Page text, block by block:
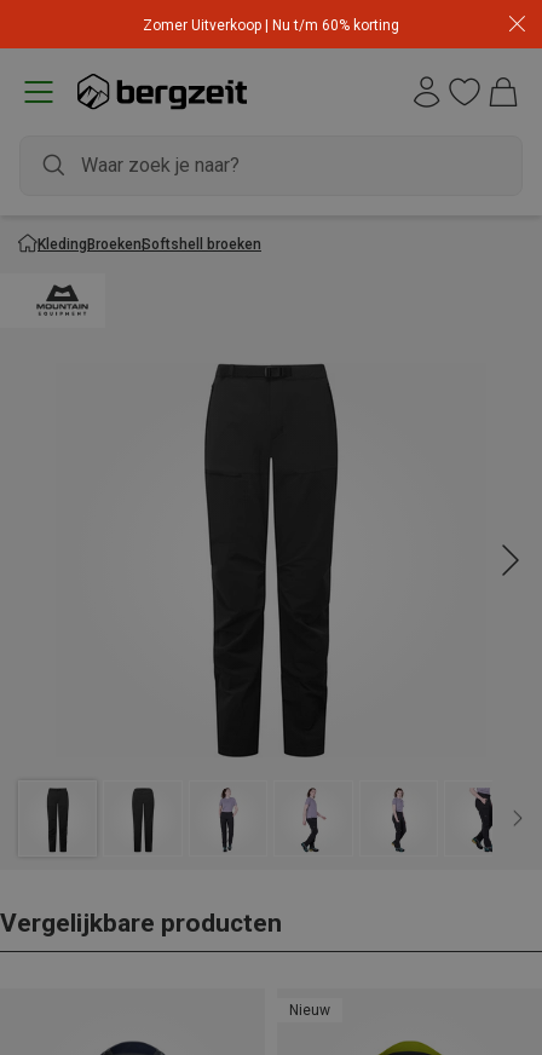
Zomer Uitverkoop | Nu t/m 60% korting
KledingBroekenSoftshell broeken
Vergelijkbare producten
Nieuw